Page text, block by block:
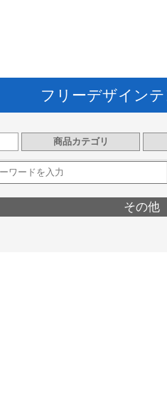
フリーデザイン
商品カテゴリ
その他